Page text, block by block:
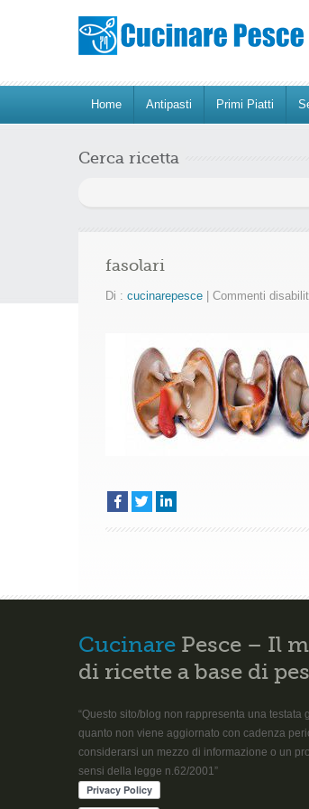
Home Antipasti Primi Piatti
Cerca ricetta
fasolari
Di : cucinarepesce Commenti
Cucinare Pesce – Il
di ricette a base di
“Questo sito/blog non rappresenta una testata
quanto non viene aggiornato con cadenza
considerarsi un mezzo di informazione o un
sensi della legge n.62/2001”